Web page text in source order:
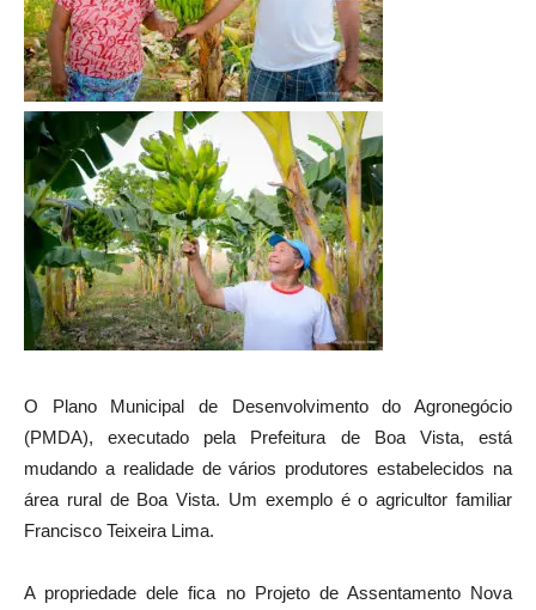
O Plano Municipal de Desenvolvimento do Agronegócio
(PMDA), executado pela Prefeitura de Boa Vista, está
mudando a realidade de vários produtores estabelecidos na
área rural de Boa Vista. Um exemplo é o agricultor familiar
Francisco Teixeira Lima.
A propriedade dele fica no Projeto de Assentamento Nova